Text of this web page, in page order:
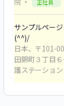
正社員
サンプルペー
(^^)/
日本、〒101-
田錦町３丁目６
護ステーション